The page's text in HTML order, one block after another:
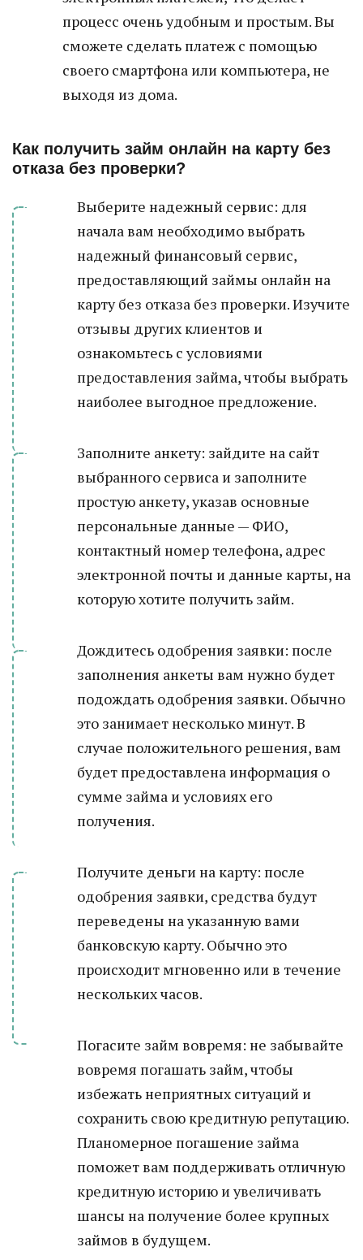
процесс очень удобным и простым. Вы
сможете сделать платеж с помощью
своего смартфона или компьютера, не
выходя из дома.
Как получить займ онлайн на карту без
отказа без проверки?
Выберите надежный сервис: для
начала вам необходимо выбрать
надежный финансовый сервис,
предоставляющий займы онлайн на
карту без отказа без проверки. Изучите
отзывы других клиентов и
ознакомьтесь с условиями
предоставления займа, чтобы выбрать
наиболее выгодное предложение.
Заполните анкету: зайдите на сайт
выбранного сервиса и заполните
простую анкету, указав основные
персональные данные — ФИО,
контактный номер телефона, адрес
электронной почты и данные карты, на
которую хотите получить займ.
Дождитесь одобрения заявки: после
заполнения анкеты вам нужно будет
подождать одобрения заявки. Обычно
это занимает несколько минут. В
случае положительного решения, вам
будет предоставлена информация о
сумме займа и условиях его
получения.
Получите деньги на карту: после
одобрения заявки, средства будут
переведены на указанную вами
банковскую карту. Обычно это
происходит мгновенно или в течение
нескольких часов.
Погасите займ вовремя: не забывайте
вовремя погашать займ, чтобы
избежать неприятных ситуаций и
сохранить свою кредитную репутацию.
Планомерное погашение займа
поможет вам поддерживать отличную
кредитную историю и увеличивать
шансы на получение более крупных
займов в будущем.